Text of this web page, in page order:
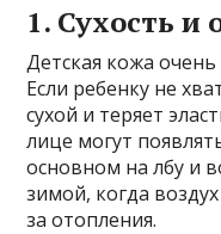
1. Сухость и
Детская кожа очень
Если ребенку не
сухой и теряет
лице могут
основном на лбу и
зимой, когда
за отопления.